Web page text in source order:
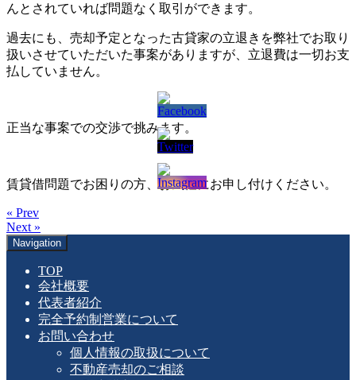
んとされていれば問題なく取引ができます。
過去にも、売却予定となった古貸家の立退きを弊社でお取り
扱いさせていただいた事案がありますが、立退費は一切お支
払していません。
正当な事案での交渉で挑みます。
賃貸借問題でお困りの方、お気軽にお申し付けください。
« Prev
Next »
Navigation
TOP
会社概要
代表者紹介
完全予約制営業について
お問い合わせ
個人情報の取扱について
不動産売却のご相談